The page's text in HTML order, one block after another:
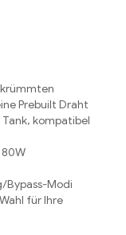
Prebuilt Draht
Tank, kompatibel
80W
Modi
für Ihre